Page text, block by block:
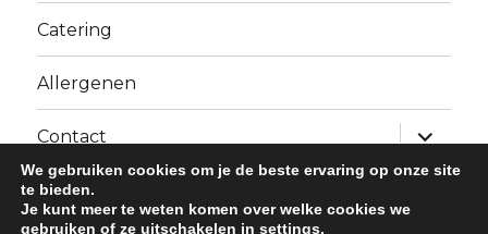
Catering
Allergenen
Contact
Alles
We gebruiken cookies om je de beste ervaring op onze site
te bieden.
Je kunt meer te weten komen over welke cookies we
gebruiken of ze uitschakelen in settings.